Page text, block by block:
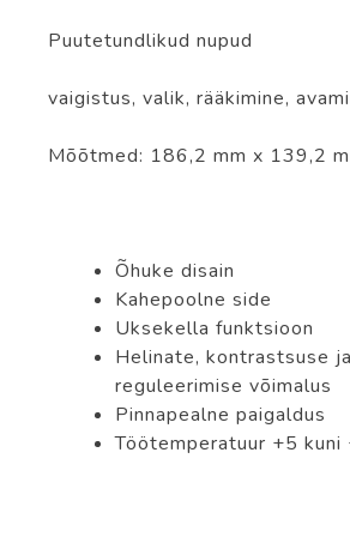
Puutetundlikud nupud
vaigistus, valik, rääkimine,
Mõõtmed: 186,2 mm x 139,2
Õhuke disain
Kahepoolne side
Uksekella funktsioon
Helinate, kontrastsuse
reguleerimise võimalus
Pinnapealne paigaldus
Töötemperatuur +5 kuni